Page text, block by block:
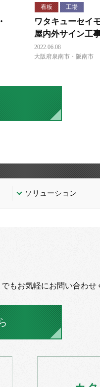
看板 工場
ワタキューセイ
屋内外サイン工
2022.06.08
大阪府泉南市・阪南市
ソリューション
もお気軽にお問い合わせ